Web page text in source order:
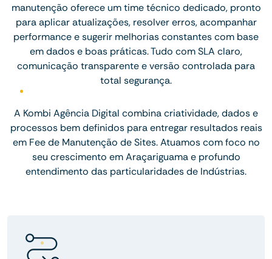
manutenção oferece um time técnico dedicado, pronto
para aplicar atualizações, resolver erros, acompanhar
performance e sugerir melhorias constantes com base
em dados e boas práticas. Tudo com SLA claro,
comunicação transparente e versão controlada para
total segurança.
A Kombi Agência Digital combina criatividade, dados e
processos bem definidos para entregar resultados reais
em Fee de Manutenção de Sites. Atuamos com foco no
seu crescimento em Araçariguama e profundo
entendimento das particularidades de Indústrias.